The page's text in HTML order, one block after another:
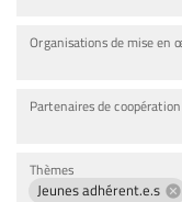
Organisations de mise en
Partenaires de coopération
Thèmes
Jeunes adhérent.e.s